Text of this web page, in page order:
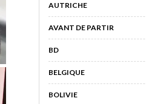
AUTRICHE
AVANT DE PARTIR
BD
BELGIQUE
BOLIVIE